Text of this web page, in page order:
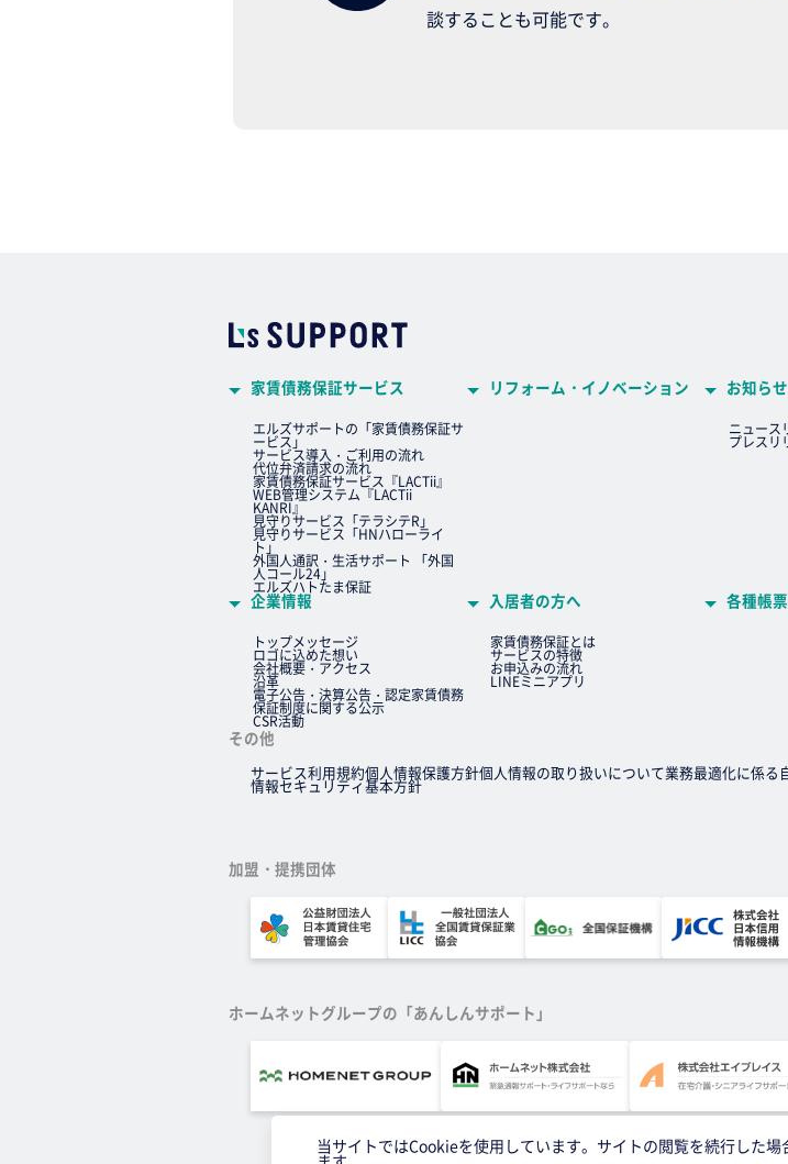
談することも可能です。
家賃債務保証サービス
エルズサポートの「家賃債務保証サ
ービス」
サービス導入・ご利用の流れ
代位弁済請求の流れ
家賃債務保証サービス『LACTii』
WEB管理システム『LACTii
KANRI』
見守りサービス「テラシテR」
見守りサービス「HNハローライ
ト」
外国人通訳・生活サポート 「外国
人コール24」
エルズハトたま保証
リフォーム・イノベーション お知らせ
ニュース
プレスリ
企業情報
トップメッセージ
ロゴに込めた想い
会社概要・アクセス
沿革
電子公告・決算公告・認定家賃債務
保証制度に関する公示
CSR活動
入居者の方へ
家賃債務保証とは
サービスの特徴
お申込みの流れ
LINEミニアプリ
各種帳
その他
サービス利用規約個人情報保護方針個人情報の取り扱いについて業務最適化に係る
情報セキュリティ基本方針
加盟・提携団体
ホームネットグループの「あんしんサポート」
Copyright © 家賃保証会社ならエルズサポート
当サイトではCookieを使用しています。サイトの閲覧を続行した